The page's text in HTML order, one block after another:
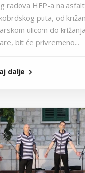
radova HEP-a na
puta, od
ulicom do
bit će privremeno...
dalje